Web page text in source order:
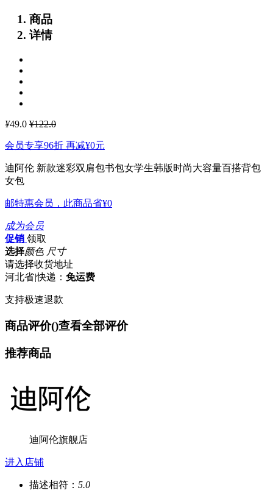
商品
详情
¥49.0 ¥122.0
会员专享96折 再减¥0元
迪阿伦 新款迷彩双肩包书包女学生韩版时尚大容量百搭背包
女包
邮特惠会员，此商品省¥0
成为会员
促销 领取
选择颜色 尺寸
请选择收货地址
河北省|快递： 免运费
支持极速退款
商品评价()查看全部评价
推荐商品
迪阿伦旗舰店
进入店铺
描述相符： 5.0